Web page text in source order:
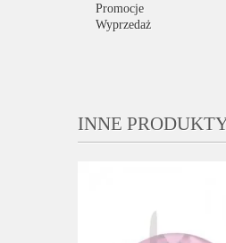
Promocje
Wyprzedaż
INNE